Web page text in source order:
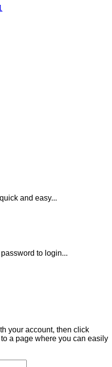
and easy...
to login...
your account, then click
a page where you can easily